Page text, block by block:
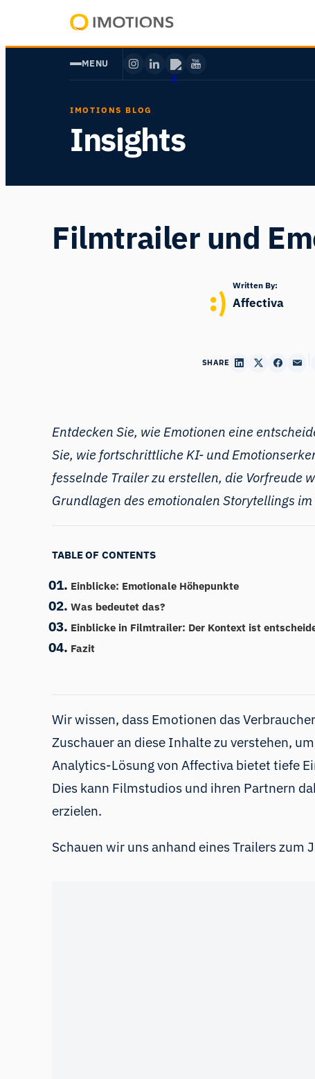
springen
Human
MENU
IMOTIONS BLOG
Insights
Filmtrailer und
Written By:
Affectiva
SHARE
Entdecken Sie, wie Emotionen eine
Sie, wie fortschrittliche KI- und
fesselnde Trailer zu erstellen, die Vorfreude
Grundlagen des emotionalen Storytellings
TABLE OF CONTENTS
Einblicke: Emotionale Höhepunkte
Was bedeutet das?
Einblicke in Filmtrailer: Der Kontext ist
Fazit
Wir wissen, dass Emotionen das
Zuschauer an diese Inhalte zu verstehen,
Analytics-Lösung von Affectiva bietet tiefe
Dies kann Filmstudios und ihren Partnern
erzielen.
Schauen wir uns anhand eines Trailers